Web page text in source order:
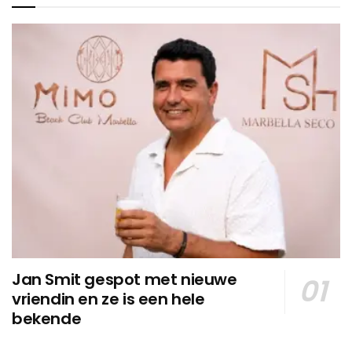
Jan Smit gespot met nieuwe
vriendin en ze is een hele
bekende